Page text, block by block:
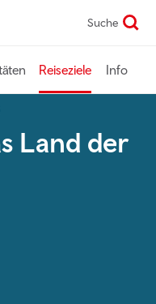
home Suche
Reiseziele Info
Land der